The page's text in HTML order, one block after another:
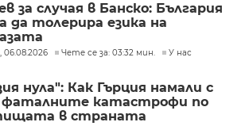
за случая в Банско: България
да толерира езика на
06.08.2026 Чете се за: 03:32 мин. У нас
нула": Как Гърция намали с
фаталните катастрофи по
в страната